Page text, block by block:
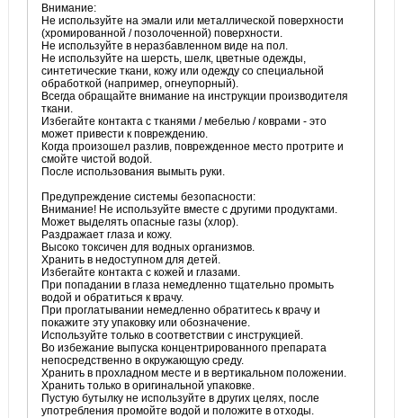
Внимание:
Не используйте на эмали или металлической поверхности
(хромированной / позолоченной) поверхности.
Не используйте в неразбавленном виде на пол.
Не используйте на шерсть, шелк, цветные одежды,
синтетические ткани, кожу или одежду со специальной
обработкой (например, огнеупорный).
Всегда обращайте внимание на инструкции производителя
ткани.
Избегайте контакта с тканями / мебелью / коврами - это
может привести к повреждению.
Когда произошел разлив, поврежденное место протрите и
смойте чистой водой.
После использования вымыть руки.
Предупреждение системы безопасности:
Внимание! Не используйте вместе с другими продуктами.
Может выделять опасные газы (хлор).
Раздражает глаза и кожу.
Высоко токсичен для водных организмов.
Хранить в недоступном для детей.
Избегайте контакта с кожей и глазами.
При попадании в глаза немедленно тщательно промыть
водой и обратиться к врачу.
При проглатывании немедленно обратитесь к врачу и
покажите эту упаковку или обозначение.
Используйте только в соответствии с инструкцией.
Во избежание выпуска концентрированного препарата
непосредственно в окружающую среду.
Хранить в прохладном месте и в вертикальном положении.
Хранить только в оригинальной упаковке.
Пустую бутылку не используйте в других целях, после
употребления промойте водой и положите в отходы.